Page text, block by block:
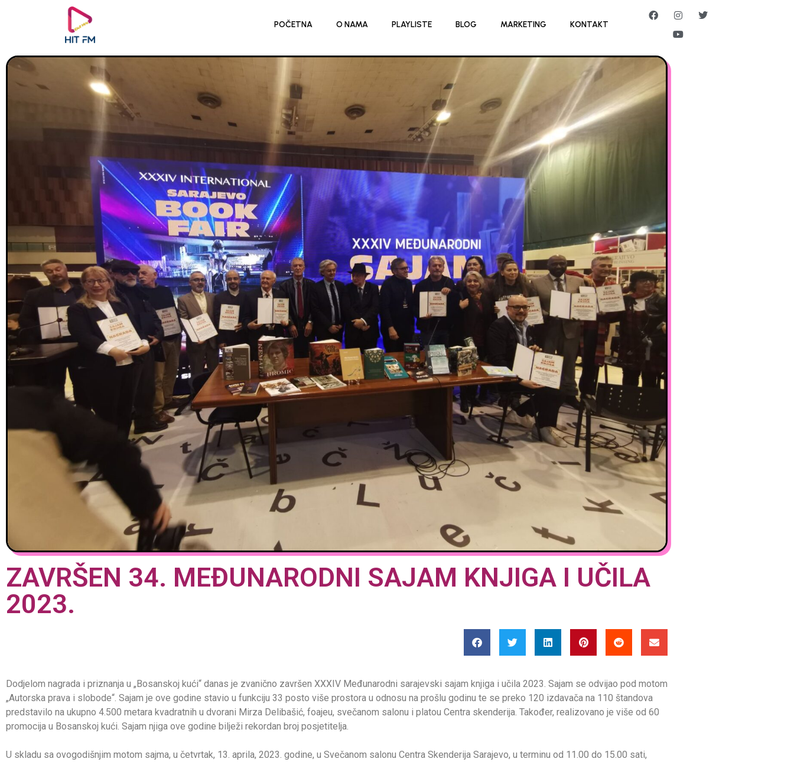
POČETNA O NAMA PLAYLISTE BLOG MARKETING KONTAKT
ZAVRŠEN 34. MEĐUNARODNI SAJAM KNJIGA I UČILA
2023.
Dodjelom nagrada i priznanja u „Bosanskoj kući“ danas je zvanično završen XXXIV Međunarodni sarajevski sajam knjiga i učila 2023. Sajam se odvijao pod motom
„Autorska prava i slobode“. Sajam je ove godine stavio u funkciju 33 posto više prostora u odnosu na prošlu godinu te se preko 120 izdavača na 110 štandova
predstavilo na ukupno 4.500 metara kvadratnih u dvorani Mirza Delibašić, foajeu, svečanom salonu i platou Centra skenderija. Također, realizovano je više od 60
promocija u Bosanskoj kući. Sajam njiga ove godine bilježi rekordan broj posjetitelja.
U skladu sa ovogodišnjim motom sajma, u četvrtak, 13. aprila, 2023. godine, u Svečanom salonu Centra Skenderija Sarajevo, u terminu od 11.00 do 15.00 sati,